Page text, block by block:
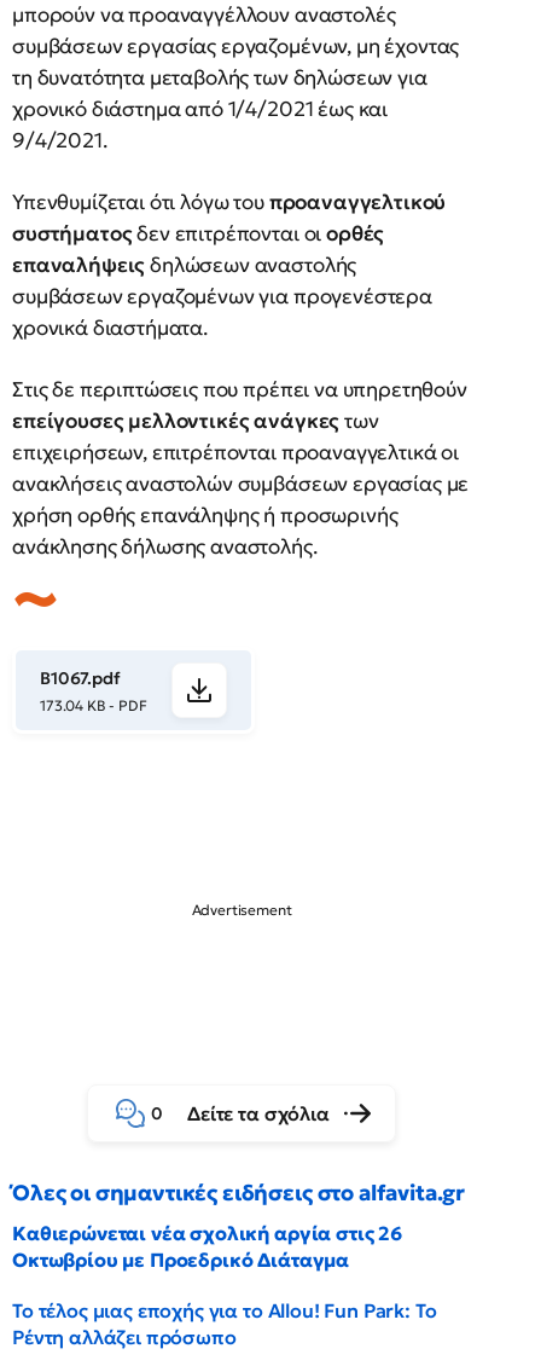
μπορούν να προαναγγέλλουν αναστολές
συμβάσεων εργασίας εργαζομένων, μη έχοντας
τη δυνατότητα μεταβολής των δηλώσεων για
χρονικό διάστημα από 1/4/2021 έως και
9/4/2021.
Υπενθυμίζεται ότι λόγω τουπροαναγγελτικού
συστήματοςδεν επιτρέπονται οιορθές
επαναλήψειςδηλώσεων αναστολής
συμβάσεων εργαζομένων για προγενέστερα
χρονικά διαστήματα.
Στις δε περιπτώσεις που πρέπει να υπηρετηθούν
επείγουσες μελλοντικές ανάγκεςτων
επιχειρήσεων, επιτρέπονται προαναγγελτικά οι
ανακλήσεις αναστολών συμβάσεων εργασίας με
χρήση ορθής επανάληψης ή προσωρινής
ανάκλησης δήλωσης αναστολής.
B1067.pdf
173.04 KB - PDF
0 Δείτε τα σχόλια
Όλες οι σημαντικές ειδήσεις στο alfavita.gr
Καθιερώνεται νέα σχολική αργία στις 26
Οκτωβρίου με Προεδρικό Διάταγμα
Το τέλος μιας εποχής για το Allou! Fun Park: Το
Ρέντη αλλάζει πρόσωπο